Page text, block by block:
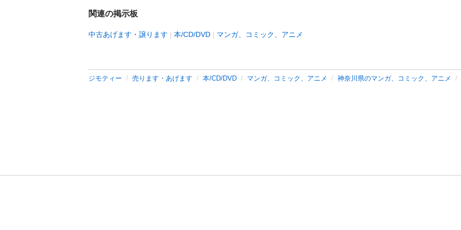
関連の掲示板
中古あげます・譲ります 本/CD/DVD マンガ、コミック、アニメ
ジモティー 売ります・あげます 本/CD/DVD マンガ、コミック、アニメ 神奈川県のマンガ、コミック、アニメ